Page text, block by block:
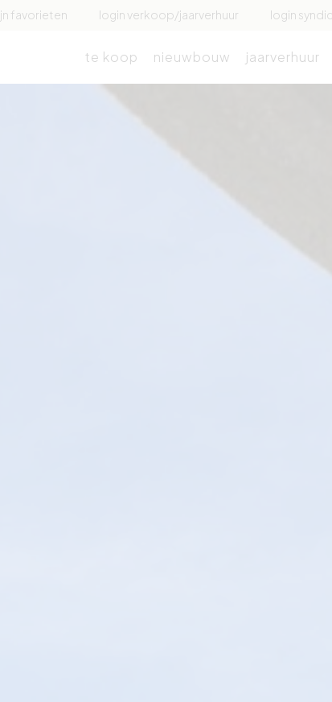
favorieten login verkoop/jaarverhuur login syndic
te koop nieuwbouw jaarverhuur